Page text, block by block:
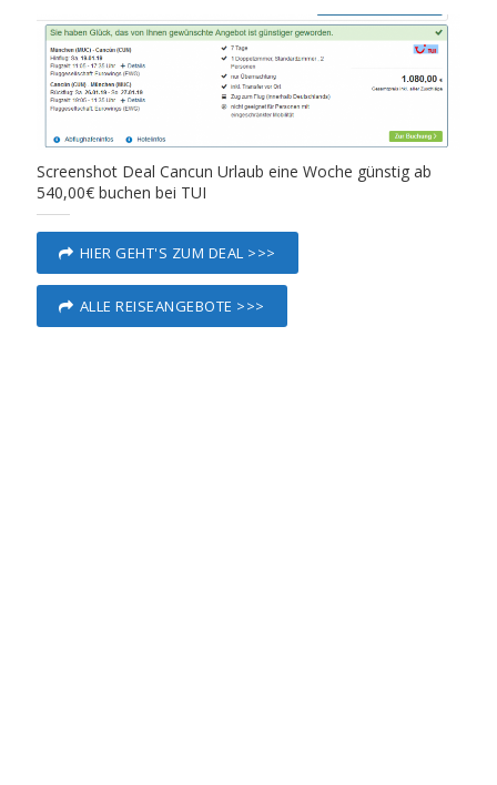
Screenshot Deal Cancun Urlaub eine Woche günstig ab
540,00€ buchen bei TUI
HIER GEHT'S ZUM DEAL >>>
ALLE REISEANGEBOTE >>>